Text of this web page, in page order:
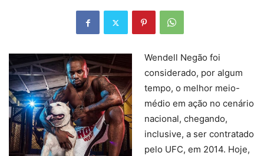
Wendell Negão foi
considerado, por algum
tempo, o melhor meio-
médio em ação no cenário
nacional, chegando,
inclusive, a ser contratado
pelo UFC, em 2014. Hoje,